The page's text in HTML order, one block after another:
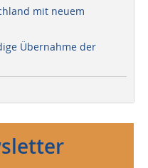
mit neuem
Übernahme der